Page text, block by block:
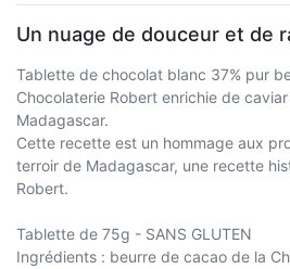
Un nuage de douceur et de
Tablette de chocolat blanc 37% pur
Chocolaterie Robert enrichie de
Madagascar.
Cette recette est un hommage aux
terroir de Madagascar, une recette
Robert.
Tablette de 75g - SANS GLUTEN
Ingrédients : beurre de cacao de la